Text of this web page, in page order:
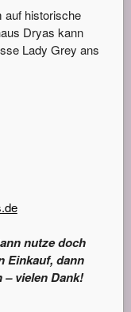
auf historische
Dryas kann
Lady Grey ans
nutze doch
Einkauf, dann
vielen Dank!